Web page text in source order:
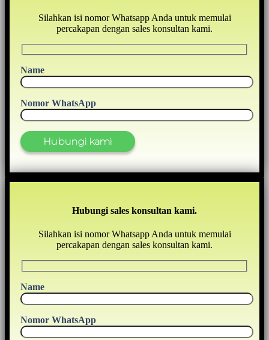
Silahkan isi nomor Whatsapp Anda untuk memulai
percakapan dengan sales konsultan kami.
Name
Nomor WhatsApp
Hubungi sales konsultan kami.
Silahkan isi nomor Whatsapp Anda untuk memulai
percakapan dengan sales konsultan kami.
Name
Nomor WhatsApp